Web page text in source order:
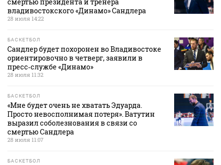
смертью президента и тренера
владивостокского «Динамо» Сандлера
28 июля 14:22
БАСКЕТБОЛ
Сандлер будет похоронен во Владивостоке
ориентировочно в четверг, заявили в
пресс‑службе «Динамо»
28 июля 11:32
БАСКЕТБОЛ
«Мне будет очень не хватать Эдуарда.
Просто невосполнимая потеря». Ватутин
выразил соболезнования в связи со
смертью Сандлера
28 июля 11:07
БАСКЕТБОЛ